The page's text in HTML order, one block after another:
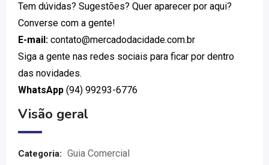
Tem dúvidas? Sugestões? Quer aparecer por aqui?
Converse com a gente!
E-mail: contato@mercadodacidade.com.br
Siga a gente nas redes sociais para ficar por dentro
das novidades.
WhatsApp (94) 99293-6776
Visão geral
Categoria: Guia Comercial